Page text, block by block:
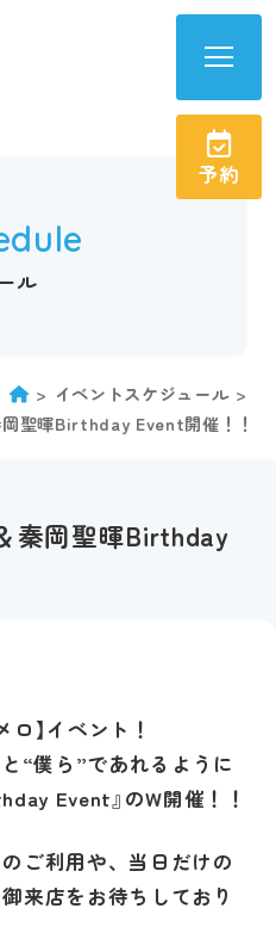
ル
イベントスケジュール
岡聖暉Birthday Event開催！！
秦岡聖暉Birthday
】イベント！
“僕ら”であれるように
Event』のW開催！！
ご利用や、当日だけの
来店をお待ちしており
半
熟
王
子
ュ
ー
予約